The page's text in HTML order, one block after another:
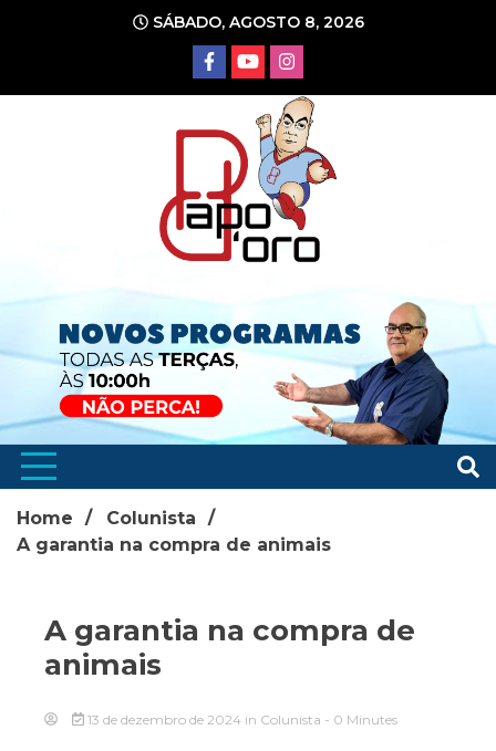
conteúdo
SÁBADO, AGOSTO 8, 2026
Home
Colunista
A garantia na compra de animais
A garantia na compra de
animais
13 de dezembro de 2024 in Colunista - 0 Minutes